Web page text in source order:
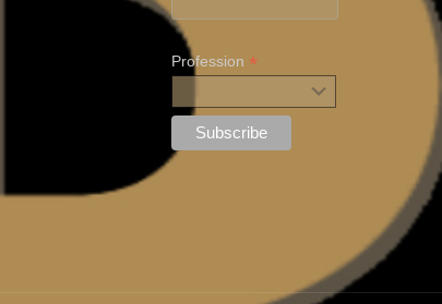
Profession *